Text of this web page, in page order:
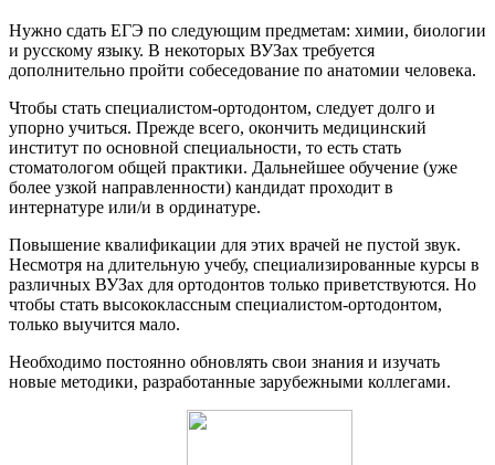
Нужно сдать ЕГЭ по следующим предметам: химии, биологии
и русскому языку. В некоторых ВУЗах требуется
дополнительно пройти собеседование по анатомии человека.
Чтобы стать специалистом-ортодонтом, следует долго и
упорно учиться. Прежде всего, окончить медицинский
институт по основной специальности, то есть стать
стоматологом общей практики. Дальнейшее обучение (уже
более узкой направленности) кандидат проходит в
интернатуре или/и в ординатуре.
Повышение квалификации для этих врачей не пустой звук.
Несмотря на длительную учебу, специализированные курсы в
различных ВУЗах для ортодонтов только приветствуются. Но
чтобы стать высококлассным специалистом-ортодонтом,
только выучится мало.
Необходимо постоянно обновлять свои знания и изучать
новые методики, разработанные зарубежными коллегами.